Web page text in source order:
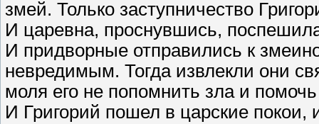
змей. Только заступничество
И царевна, проснувшись,
И придворные отправились к
невредимым. Тогда извлекли они
моля его не попомнить зла и
И Григорий пошел в царские покои,